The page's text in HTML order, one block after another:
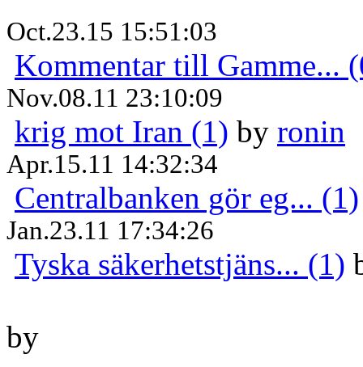
Oct.23.15 15:51:03
Kommentar till Gamme...
Nov.08.11 23:10:09
krig mot Iran (1) by ronin
Apr.15.11 14:32:34
Centralbanken gör eg... (1)
Jan.23.11 17:34:26
Tyska säkerhetstjäns... (1)
by